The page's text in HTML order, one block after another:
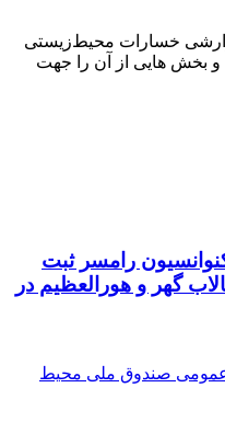
خسارات محیط‌زیستی
حوزه بررسی و بخش هایی از آن را جهت
رامسر ثبت
کارهای اولیه ثبت ۲ تالاب گهر و هورالعظیم در
صندوق ملی محیط